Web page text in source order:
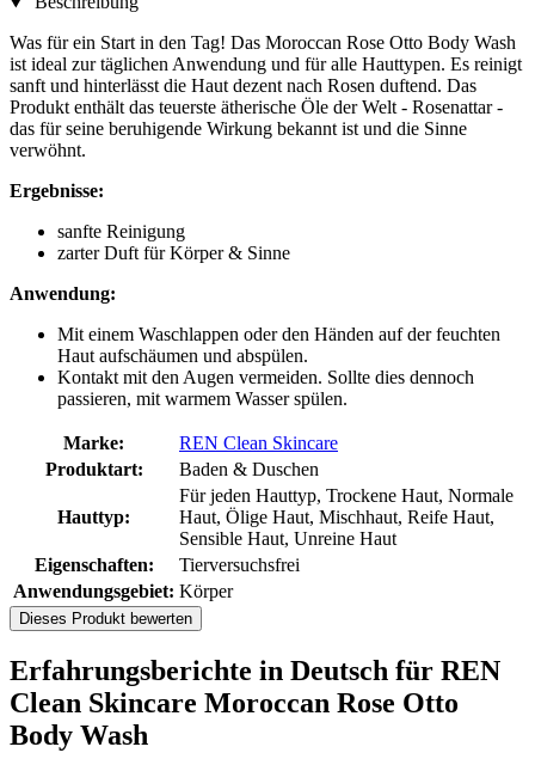
Was für ein Start in den Tag! Das Moroccan Rose Otto Body Wash
ist ideal zur täglichen Anwendung und für alle Hauttypen. Es reinigt
sanft und hinterlässt die Haut dezent nach Rosen duftend. Das
Produkt enthält das teuerste ätherische Öle der Welt - Rosenattar -
das für seine beruhigende Wirkung bekannt ist und die Sinne
verwöhnt.
Ergebnisse:
sanfte Reinigung
zarter Duft für Körper & Sinne
Anwendung:
Mit einem Waschlappen oder den Händen auf der feuchten
Haut aufschäumen und abspülen.
Kontakt mit den Augen vermeiden. Sollte dies dennoch
passieren, mit warmem Wasser spülen.
Marke:
REN Clean Skincare
Produktart:
Baden & Duschen
Hauttyp:
Für jeden Hauttyp, Trockene Haut, Normale
Haut, Ölige Haut, Mischhaut, Reife Haut,
Sensible Haut, Unreine Haut
Eigenschaften:
Tierversuchsfrei
Anwendungsgebiet: Körper
Dieses Produkt bewerten
Erfahrungsberichte in Deutsch für REN
Clean Skincare Moroccan Rose Otto
Body Wash